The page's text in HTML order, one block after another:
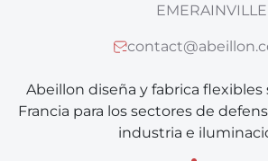
EMERAINVILLE
Abeillon diseña y fabrica
Francia para los sectores de
industria e